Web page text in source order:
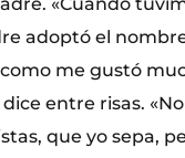
adoptó el
me gustó
entre risas.
que yo sepa,